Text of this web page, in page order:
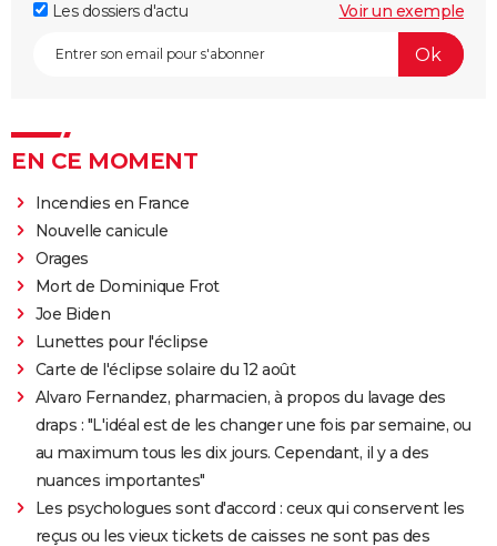
Les dossiers d'actu
Voir un exemple
EN CE MOMENT
Incendies en France
Nouvelle canicule
Orages
Mort de Dominique Frot
Joe Biden
Lunettes pour l'éclipse
Carte de l'éclipse solaire du 12 août
Alvaro Fernandez, pharmacien, à propos du lavage des
draps : "L'idéal est de les changer une fois par semaine, ou
au maximum tous les dix jours. Cependant, il y a des
nuances importantes"
Les psychologues sont d'accord : ceux qui conservent les
reçus ou les vieux tickets de caisses ne sont pas des